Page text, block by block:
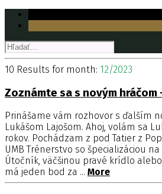
10 Results for month: 12/2023
Zoznámte sa s novým hráčom
Prinášame vám rozhovor s ďalším
Lukášom Lajošom. Ahoj, volám sa
rokov. Pochádzam z pod Tatier z
UMB Trénerstvo so špecializáciou
Útočník, väčšinou pravé krídlo
má jeden bod za ... More